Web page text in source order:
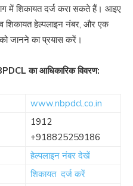
में शिकायत दर्ज करा सकते हैं। आइए
हेल्पलाइन नंबर, और एक
जानने का प्रयास करें।
का आधिकारिक विवरण:
www.nbpdcl.co.in
1912
+918825259186
हेल्पलाइन नंबर देखें
शिकायत दर्ज करें